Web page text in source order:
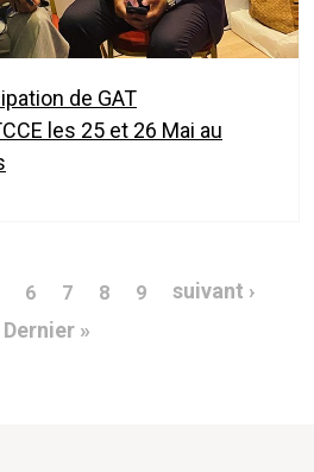
de GAT
les 25 et 26 Mai au
6 7 8 9 suivant ›Page
Dernier »